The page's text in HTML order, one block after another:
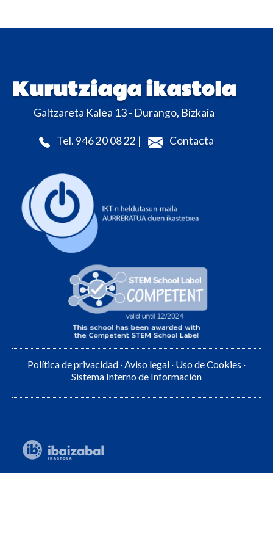
Kurutziaga ikastola
Galtzareta Kalea 13 - Durango, Bizkaia
Tel. 946 20 08 22 | Contacta
Política de privacidad ·Aviso legal · Uso de Cookies ·
Sistema Interno de Información